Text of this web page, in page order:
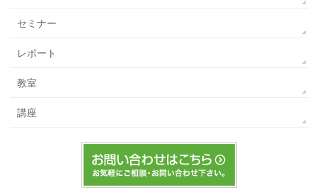
セミナー
レポート
教室
講座